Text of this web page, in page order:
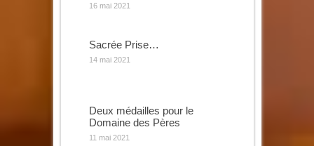
16 mai 2021
Sacrée Prise…
14 mai 2021
Deux médailles pour le
Domaine des Pères
11 mai 2021